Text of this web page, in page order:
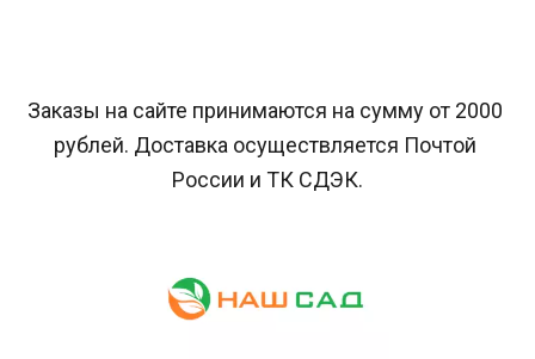
Заказы на сайте принимаются на сумму от 2000
рублей. Доставка осуществляется Почтой
России и ТК СДЭК.